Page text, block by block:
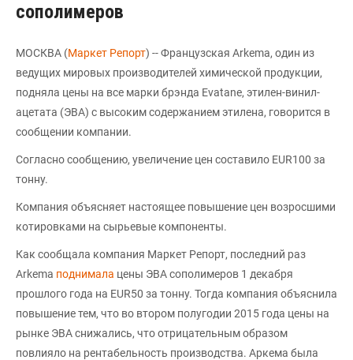
сополимеров
МОСКВА (Маркет Репорт) -- Французская Arkema, один из
ведущих мировых производителей химической продукции,
подняла цены на все марки брэнда Evatane, этилен-винил-
ацетата (ЭВА) с высоким содержанием этилена, говорится в
сообщении компании.
Согласно сообщению, увеличение цен составило EUR100 за
тонну.
Компания объясняет настоящее повышение цен возросшими
котировками на сырьевые компоненты.
Как сообщала компания Маркет Репорт, последний раз
Arkema поднимала цены ЭВА сополимеров 1 декабря
прошлого года на EUR50 за тонну. Тогда компания объяснила
повышение тем, что во втором полугодии 2015 года цены на
рынке ЭВА снижались, что отрицательным образом
повлияло на рентабельность производства. Аркема была